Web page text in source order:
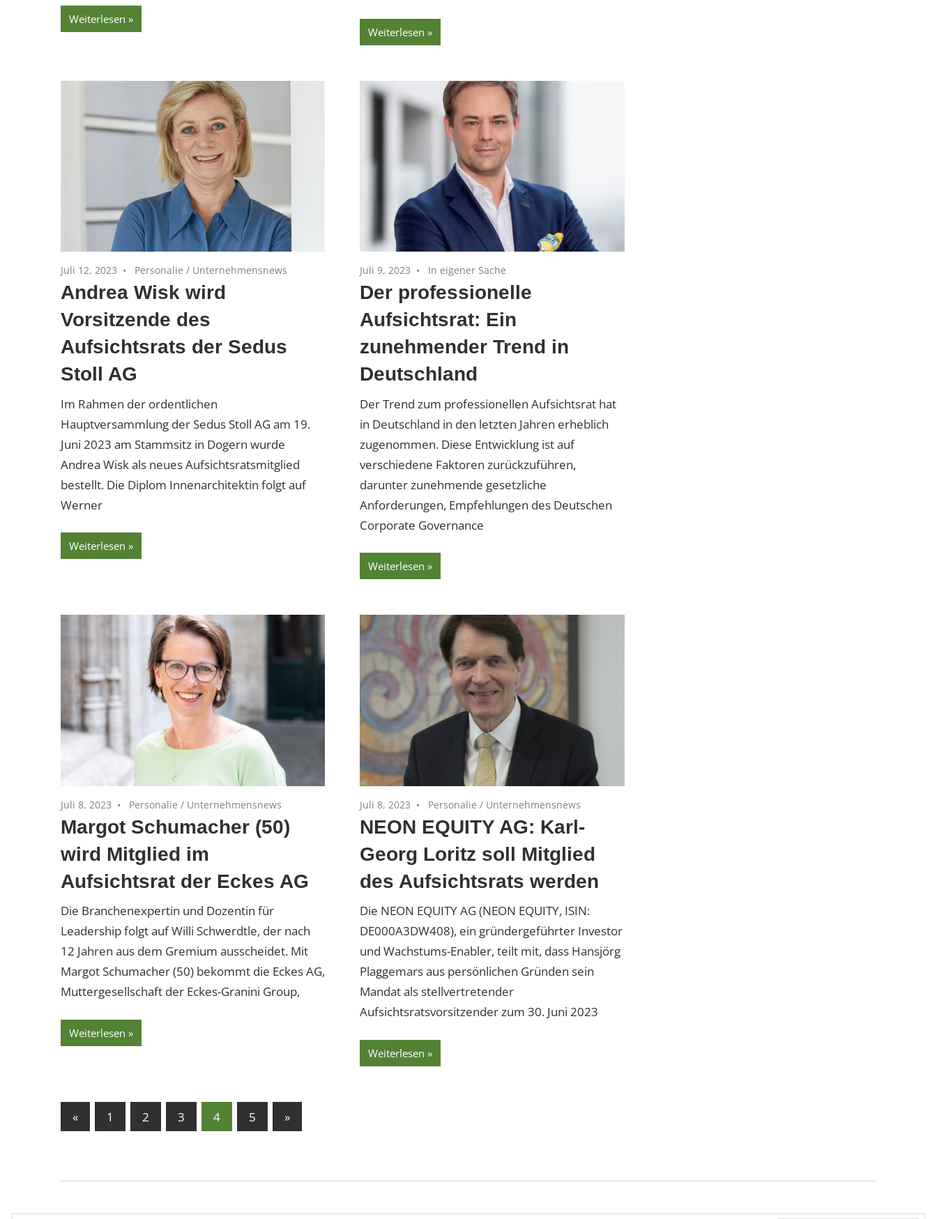
Weiterlesen
Weiterlesen
Juli 12, 2023 Personalie / Unternehmensnews
Andrea Wisk wird
Vorsitzende des
Aufsichtsrats der Sedus
Stoll AG
Im Rahmen der ordentlichen
Hauptversammlung der Sedus Stoll AG am 19.
Juni 2023 am Stammsitz in Dogern wurde
Andrea Wisk als neues Aufsichtsratsmitglied
bestellt. Die Diplom Innenarchitektin folgt auf
Werner
Weiterlesen
Juli 9, 2023 In eigener Sache
Der professionelle
Aufsichtsrat: Ein
zunehmender Trend in
Deutschland
Der Trend zum professionellen Aufsichtsrat hat
in Deutschland in den letzten Jahren erheblich
zugenommen. Diese Entwicklung ist auf
verschiedene Faktoren zurückzuführen,
darunter zunehmende gesetzliche
Anforderungen, Empfehlungen des Deutschen
Corporate Governance
Weiterlesen
Juli 8, 2023 Personalie / Unternehmensnews
Margot Schumacher (50)
wird Mitglied im
Aufsichtsrat der Eckes AG
Die Branchenexpertin und Dozentin für
Leadership folgt auf Willi Schwerdtle, der nach
12 Jahren aus dem Gremium ausscheidet. Mit
Margot Schumacher (50) bekommt die Eckes AG,
Muttergesellschaft der Eckes-Granini Group,
Weiterlesen
Juli 8, 2023 Personalie / Unternehmensnews
NEON EQUITY AG: Karl-
Georg Loritz soll Mitglied
des Aufsichtsrats werden
Die NEON EQUITY AG (NEON EQUITY, ISIN:
DE000A3DW408), ein gründergeführter Investor
und Wachstums-Enabler, teilt mit, dass Hansjörg
Plaggemars aus persönlichen Gründen sein
Mandat als stellvertretender
Aufsichtsratsvorsitzender zum 30. Juni 2023
Weiterlesen
Seitennummerierung
«Vorherige
Beiträge
1 2 3 4 5
Nächste
Beiträge
»